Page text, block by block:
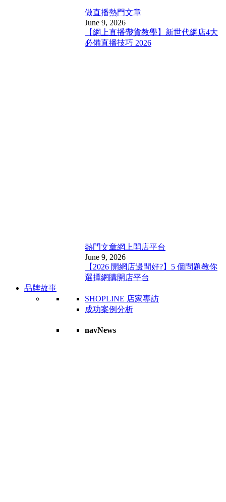
做直播熱門文章
June 9, 2026
【網上直播帶貨教學】新世代網店4大
必備直播技巧 2026
熱門文章網上開店平台
June 9, 2026
【2026 開網店邊間好?】5 個問題教你
選擇網購開店平台
品牌故事
SHOPLINE 店家專訪
成功案例分析
navNews